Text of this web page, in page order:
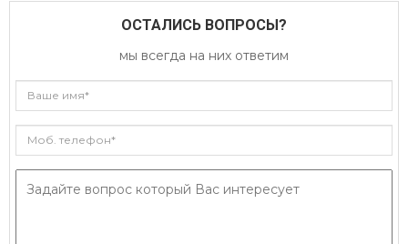
ОСТАЛИСЬ ВОПРОСЫ?
мы всегда на них ответим